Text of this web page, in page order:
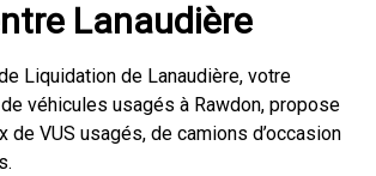
Lanaudière
Liquidation de Lanaudière, votre
véhicules usagés à Rawdon, propose
de VUS usagés, de camions d’occasion